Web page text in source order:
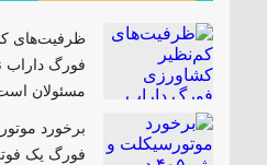
ظرفیت‌های
فورگ داراب
مسئولان
فورگ یک